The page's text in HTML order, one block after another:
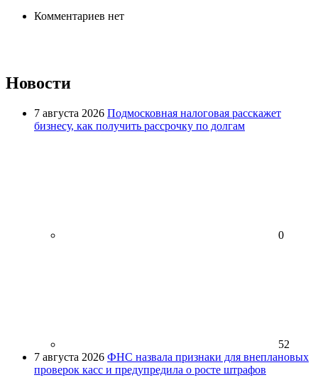
Комментариев нет
Новости
7 августа 2026 Подмосковная налоговая расскажет
бизнесу, как получить рассрочку по долгам
0
52
7 августа 2026 ФНС назвала признаки для внеплановых
проверок касс и предупредила о росте штрафов